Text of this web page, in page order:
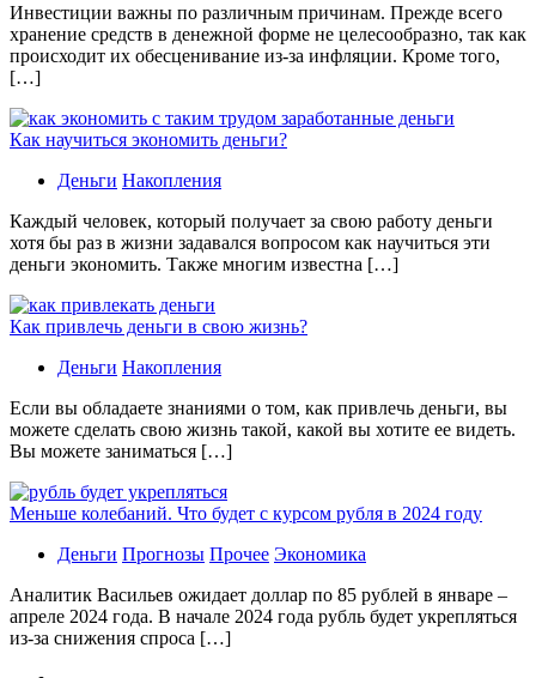
Инвестиции важны по различным причинам. Прежде всего
хранение средств в денежной форме не целесообразно, так как
происходит их обесценивание из-за инфляции. Кроме того,
[…]
Как научиться экономить деньги?
Деньги Накопления
Каждый человек, который получает за свою работу деньги
хотя бы раз в жизни задавался вопросом как научиться эти
деньги экономить. Также многим известна […]
Как привлечь деньги в свою жизнь?
Деньги Накопления
Если вы обладаете знаниями о том, как привлечь деньги, вы
можете сделать свою жизнь такой, какой вы хотите ее видеть.
Вы можете заниматься […]
Меньше колебаний. Что будет с курсом рубля в 2024 году
Деньги Прогнозы Прочее Экономика
Аналитик Васильев ожидает доллар по 85 рублей в январе –
апреле 2024 года. В начале 2024 года рубль будет укрепляться
из-за снижения спроса […]